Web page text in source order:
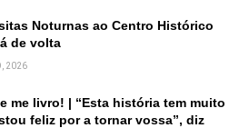
Noturnas ao Centro Histórico
de volta
2026
me livro! | “Esta história tem muito
feliz por a tornar vossa”, diz